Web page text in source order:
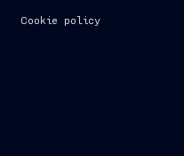
Cookie policy